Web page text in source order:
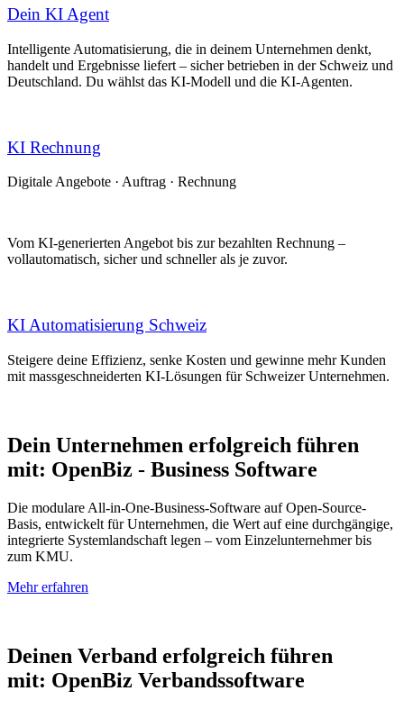
Dein KI Agent
Intelligente Automatisierung, die in deinem Unternehmen denkt,
handelt und Ergebnisse liefert – sicher betrieben in der Schweiz und
Deutschland. Du wählst das KI-Modell und die KI-Agenten.
KI Rech​nung
Digitale Angebote · Auftrag · Rechnung
Vom KI-generierten Angebot bis zur bezahlten Rechnung –
vollautomatisch, sicher und schneller als je zuvor.
KI Automatisierung Schweiz
Steigere deine Effizienz, senke Kosten und gewinne mehr Kunden
mit massgeschneiderten KI-Lösungen für Schweizer Unternehmen.
Dein Unternehmen erfolgreich führen
mit: OpenBiz - Business Software
Die modulare All-in-One-Business-Software auf Open-Source-
Basis, entwickelt für Unternehmen, die Wert auf eine durchgängige,
integrierte Systemlandschaft legen – vom Einzelunternehmer bis
zum KMU.
Mehr erfahren
Deinen Verband erfolgreich führen
mit: OpenBiz Verbandssoftware